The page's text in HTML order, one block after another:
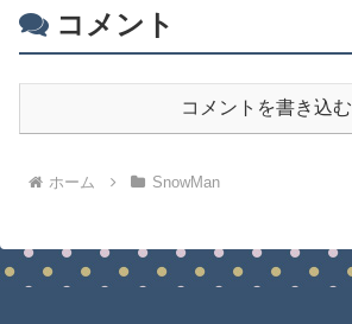
コメント
コメントを書き込む
ホーム SnowMan